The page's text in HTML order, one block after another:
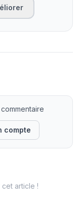
compte
article !